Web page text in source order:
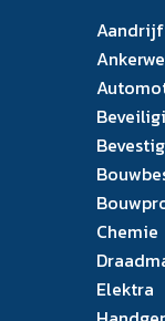
Chemie
Elektra